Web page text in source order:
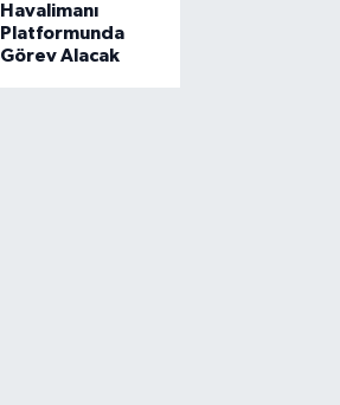
Havalimanı
Platformunda
Görev Alacak